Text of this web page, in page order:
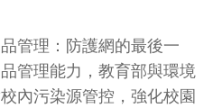
管理 ：防護網的最後一
管理能力，教育部與環境
內污染源管控，強化校園